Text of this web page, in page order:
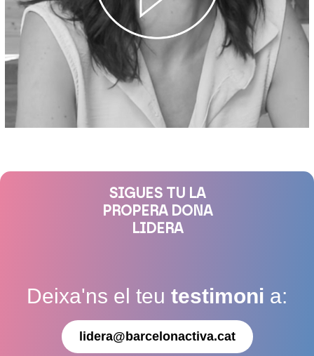
SIGUES TU LA
PROPERA DONA
LIDERA
Deixa'ns el teu testimoni a:
lidera@barcelonactiva.cat